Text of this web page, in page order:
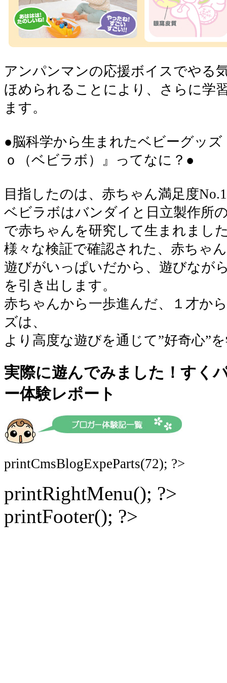
アンパンマンの応援ボイスでやる
ほめられることにより、さらに学
ます。
●脳科学から生まれたベビーグッズ
ｏ（ベビラボ）』ってなに？●
目指したのは、赤ちゃん満足度
ベビラボはバンダイと日立製作所
で赤ちゃんを研究して生まれまし
様々な検証で確認された、赤ちゃ
遊びがいっぱいだから、遊びなが
を引き出します。
赤ちゃんから一歩進んだ、１才か
ズは、
より高度な遊びを通じて”好奇心”
実際に遊んでみました！すく
ー体験レポート
printCmsBlogExpeParts(72); ?>
printRightMenu(); ?>
printFooter(); ?>